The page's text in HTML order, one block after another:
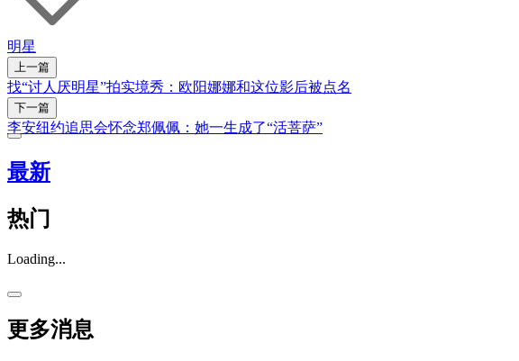
明星
上一篇
找“讨人厌明星”拍实境秀：欧阳娜娜和这位影后被点名
下一篇
李安纽约追思会怀念郑佩佩：她一生成了“活菩萨”
最新
热门
Loading...
更多消息